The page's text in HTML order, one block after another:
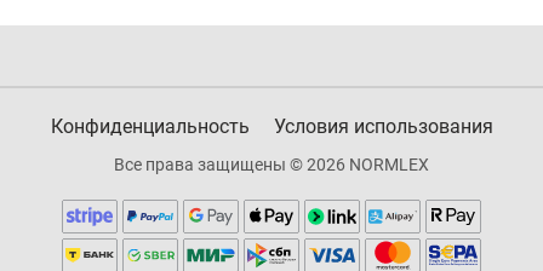
Конфиденциальность Условия использования
Все права защищены © 2026 NORMLEX